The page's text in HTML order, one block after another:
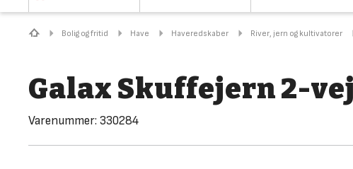
Bolig og fritid Have Haveredskaber River, jern og kultivatorer
Galax Skuffejern 2-
Varenummer: 330284